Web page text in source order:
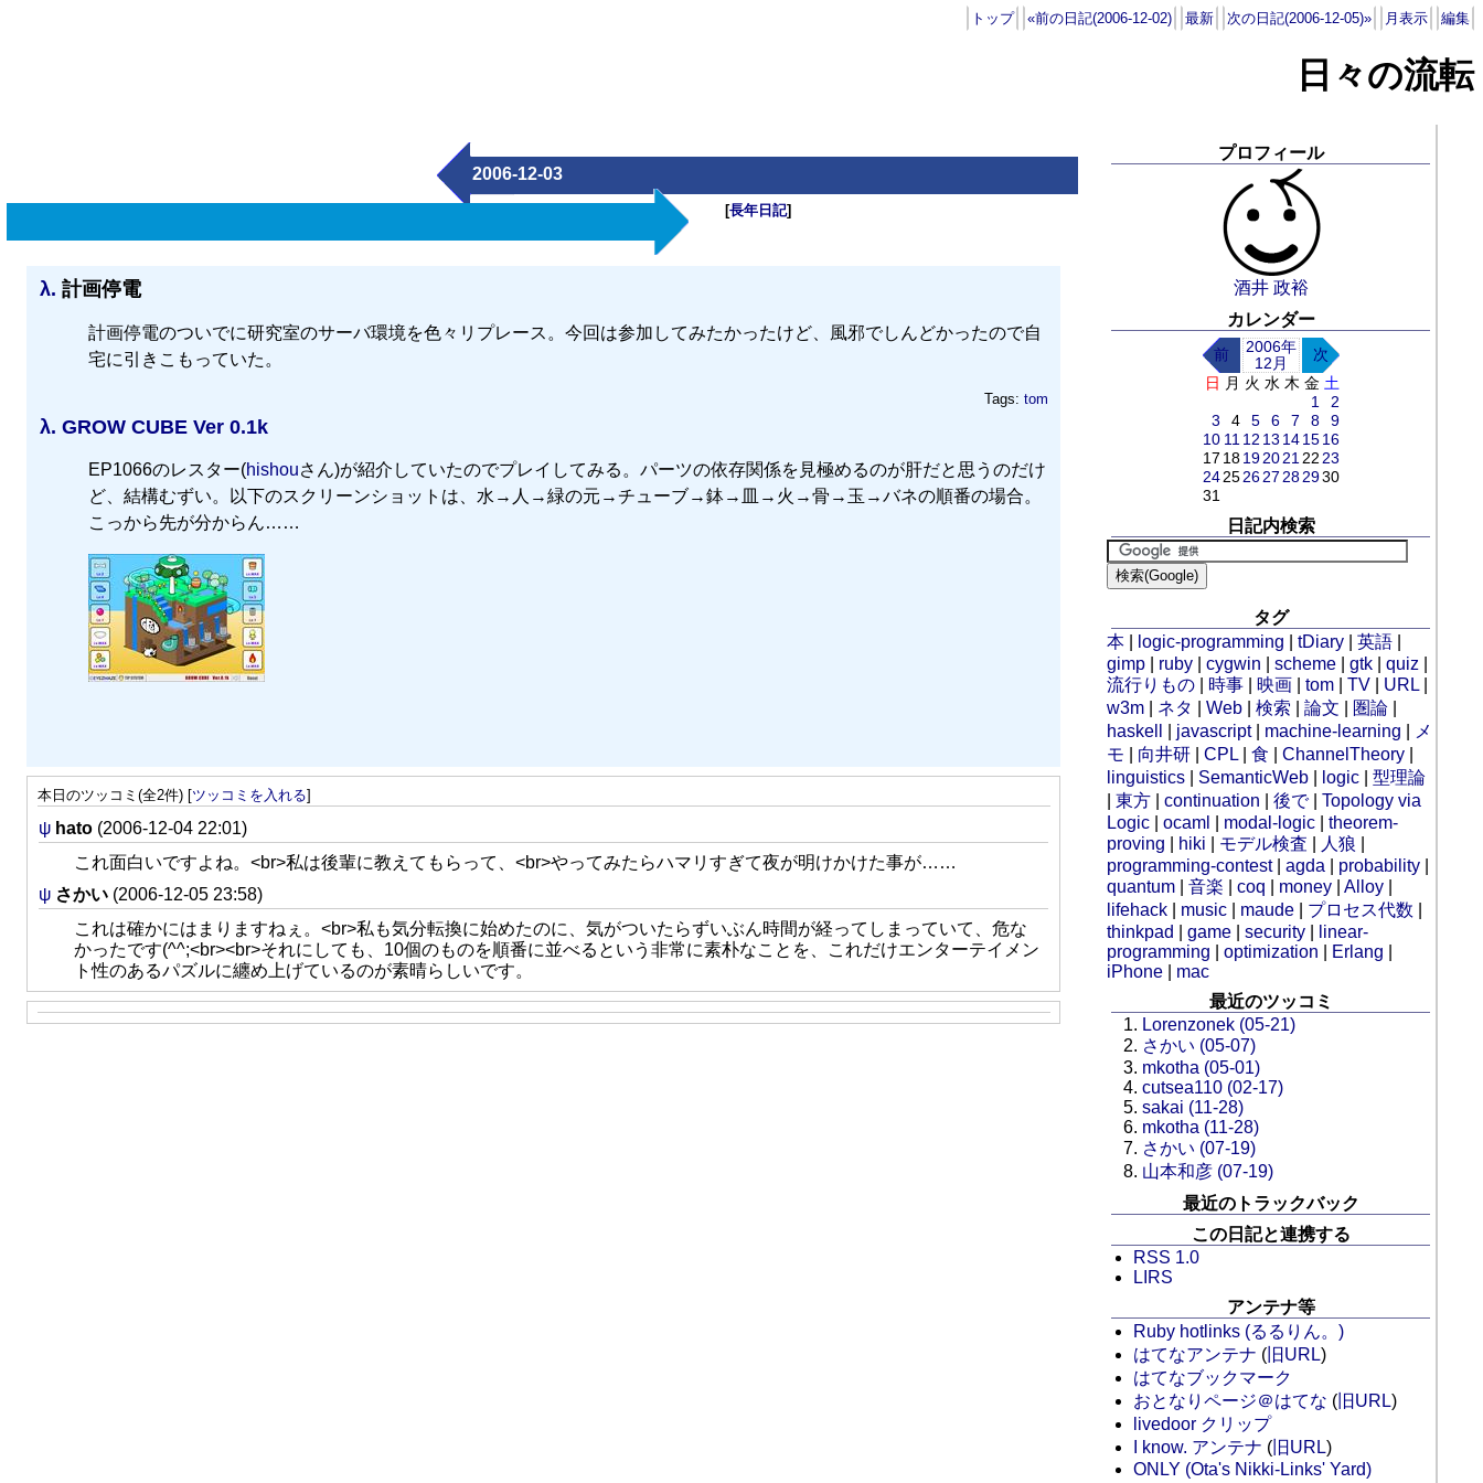
トップ «前の日記(2006-12-02) 最新 次の日記(2006-12-05)» 月表示 編集
日々の流転
2006-12-03
[長年日記]
λ. 計画停電
計画停電のついでに研究室のサーバ環境を色々リプレース。今回は参加してみたかったけど、風邪でしんどかったので自
宅に引きこもっていた。
Tags: tom
λ. GROW CUBE Ver 0.1k
EP1066のレスター(hishouさん)が紹介していたのでプレイしてみる。パーツの依存関係を見極めるのが肝だと思うのだけ
ど、結構むずい。以下のスクリーンショットは、水→人→緑の元→チューブ→鉢→皿→火→骨→玉→バネの順番の場合。
こっから先が分からん……
本日のツッコミ(全2件) [ツッコミを入れる]
ψ hato (2006-12-04 22:01)
これ面白いですよね。<br>私は後輩に教えてもらって、<br>やってみたらハマリすぎて夜が明けかけた事が……
ψ さかい (2006-12-05 23:58)
これは確かにはまりますねぇ。<br>私も気分転換に始めたのに、気がついたらずいぶん時間が経ってしまっていて、危な
かったです(^^;<br><br>それにしても、10個のものを順番に並べるという非常に素朴なことを、これだけエンターテイメン
ト性のあるパズルに纏め上げているのが素晴らしいです。
プロフィール
酒井 政裕
カレンダー
前
2006年
12月
次
日 月 火 水 木 金 土
1
2
3
4 5 6 7 8
9
10 11 12 13 14 15 16
17 18 19 20 21 22 23
24 25 26 27 28 2930
31
日記内検索
タグ
本
logic-programming |tDiary |英語
gimp
ruby |cygwin |scheme |gtk |quiz
流行りもの
時事 映画 |tom |TV URL
w3m
ネタ |Web |検索 |論文 圏論
haskell
javascript| machine-learning
メ
モ
向井研 |CPL |食 |ChannelTheory
linguistics
SemanticWeb logic |型理論
|東方 |continuation |後で|Topology via
Logic |ocaml modal-logic |theorem-
proving
hiki モデル検査 人狼
programming-contest|agda probability
quantum |音楽 |coq money |Alloy
lifehack
music maude プロセス代数
thinkpad
|game |security
linear-
programming |optimization Erlang
iPhone
mac
最近のツッコミ
Lorenzonek (05-21)
さかい (05-07)
mkotha (05-01)
cutsea110 (02-17)
sakai (11-28)
mkotha (11-28)
さかい (07-19)
山本和彦 (07-19)
最近のトラックバック
この日記と連携する
RSS 1.0
LIRS
アンテナ等
Ruby hotlinks (るるりん。)
はてなアンテナ ( 旧URL)
はてなブックマーク
おとなりページ＠はてな ( 旧URL)
livedoor クリップ
I know. アンテナ ( 旧URL)
ONLY (Ota's Nikki-Links' Yard)